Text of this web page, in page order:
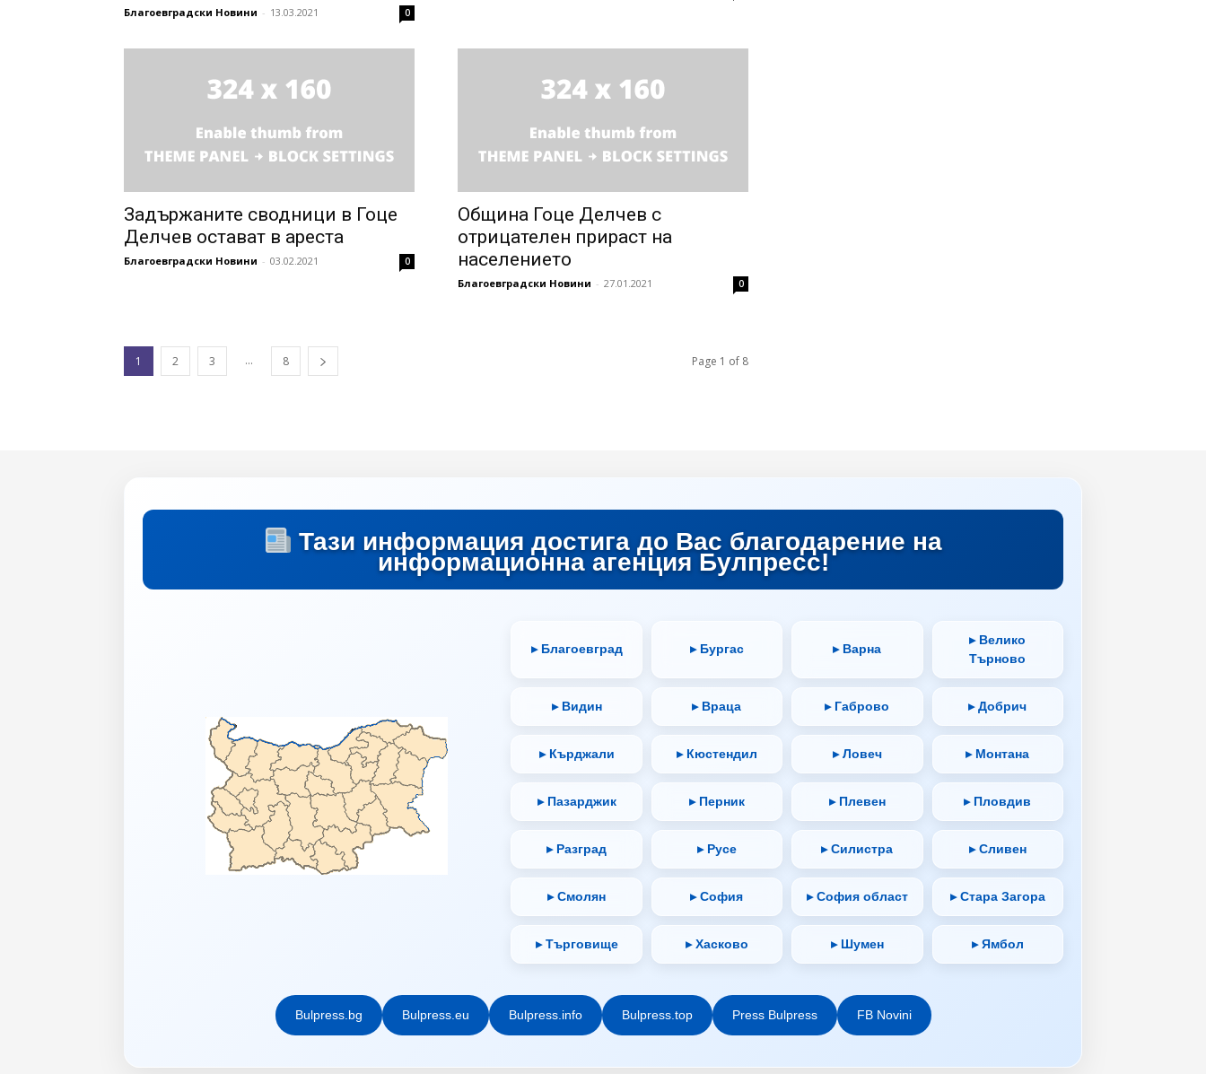
Благоевградски Новини - 13.03.2021 0
Задържаните сводници в Гоце
Делчев остават в ареста
Благоевградски Новини - 03.02.2021 0
Община Гоце Делчев с
отрицателен прираст на
населението
Благоевградски Новини - 27.01.2021 0
1 2 3 ... 8 Page 1 of 8
Тази информация достига до Вас благодарение на
информационна агенция Булпресс!
▸ Благоевград ▸ Бургас ▸ Варна
▸ Велико
Търново
▸ Видин ▸ Враца ▸ Габрово ▸ Добрич
▸ Кърджали ▸ Кюстендил ▸ Ловеч ▸ Монтана
▸ Пазарджик ▸ Перник ▸ Плевен ▸ Пловдив
▸ Разград ▸ Русе ▸ Силистра ▸ Сливен
▸ Смолян ▸ София ▸ София област ▸ Стара Загора
▸ Търговище ▸ Хасково ▸ Шумен ▸ Ямбол
Bulpress.bg Bulpress.eu Bulpress.info Bulpress.top Press Bulpress FB Novini